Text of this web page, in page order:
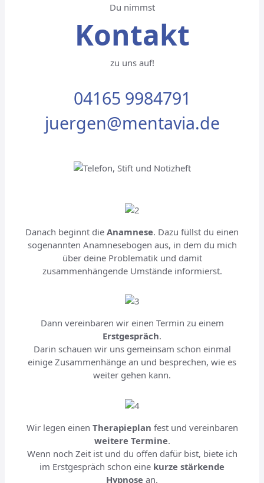
Du nimmst
Kontakt
zu uns auf!
04165 9984791
juergen@mentavia.de
Danach beginnt die Anamnese. Dazu füllst du einen
sogenannten Anamnesebogen aus, in dem du mich
über deine Problematik und damit
zusammenhängende Umstände informierst.
Dann vereinbaren wir einen Termin zu einem
Erstgespräch.
Darin schauen wir uns gemeinsam schon einmal
einige Zusammenhänge an und besprechen, wie es
weiter gehen kann.
Wir legen einen Therapieplan fest und vereinbaren
weitere Termine.
Wenn noch Zeit ist und du offen dafür bist, biete ich
im Erstgespräch schon eine kurze stärkende
Hypnose an.